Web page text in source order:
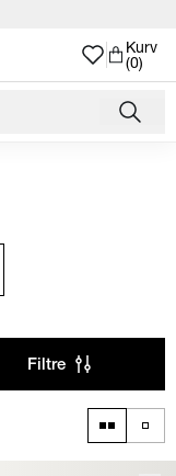
Kurv
(0)
Filtre